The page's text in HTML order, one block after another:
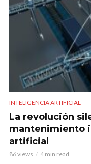
INTELIGENCIA ARTIFICIAL
La revolución
mantenimiento
artificial
86 views 4 min read